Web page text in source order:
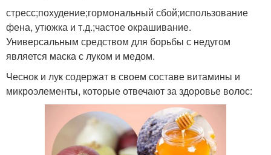
стресс;похудение;гормональный сбой;использование
фена, утюжка и т.д.;частое окрашивание.
Универсальным средством для борьбы с недугом
является маска с луком и медом.
Чеснок и лук содержат в своем составе витамины и
микроэлементы, которые отвечают за здоровье волос: